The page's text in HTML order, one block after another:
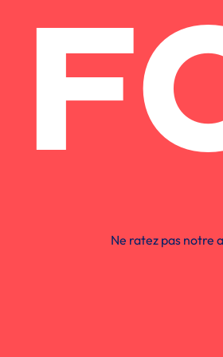
Ne ratez pas notre